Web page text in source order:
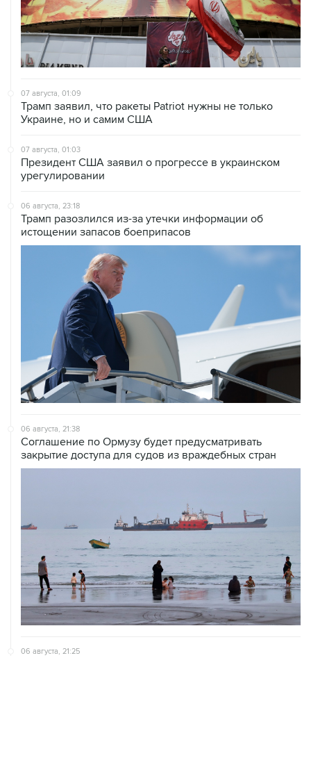
07 августа, 01:09
Трамп заявил, что ракеты Patriot нужны не только
Украине, но и самим США
07 августа, 01:03
Президент США заявил о прогрессе в украинском
урегулировании
06 августа, 23:18
Трамп разозлился из-за утечки информации об
истощении запасов боеприпасов
06 августа, 21:38
Соглашение по Ормузу будет предусматривать
закрытие доступа для судов из враждебных стран
06 августа, 21:25